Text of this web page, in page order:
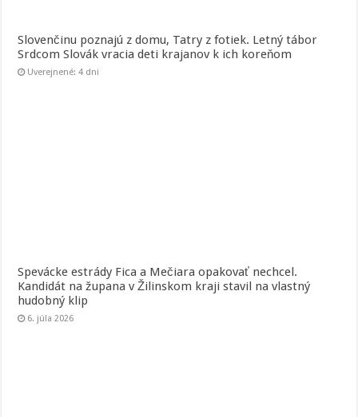
Slovenčinu poznajú z domu, Tatry z fotiek. Letný tábor
Srdcom Slovák vracia deti krajanov k ich koreňom
Uverejnené: 4 dni
Spevácke estrády Fica a Mečiara opakovať nechcel.
Kandidát na župana v Žilinskom kraji stavil na vlastný
hudobný klip
6. júla 2026